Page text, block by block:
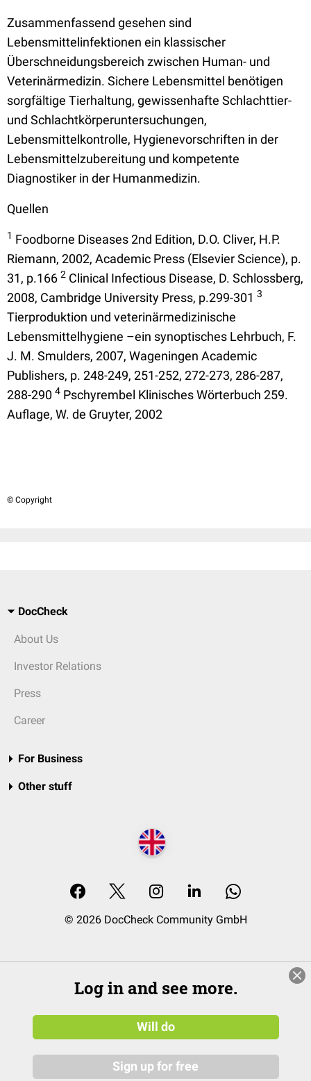
Zusammenfassend gesehen sind
Lebensmittelinfektionen ein klassischer
Überschneidungsbereich zwischen Human- und
Veterinärmedizin. Sichere Lebensmittel benötigen
sorgfältige Tierhaltung, gewissenhafte Schlachttier-
und Schlachtkörperuntersuchungen,
Lebensmittelkontrolle, Hygienevorschriften in der
Lebensmittelzubereitung und kompetente
Diagnostiker in der Humanmedizin.
Quellen
1 Foodborne Diseases 2nd Edition, D.O. Cliver, H.P.
Riemann, 2002, Academic Press (Elsevier Science), p.
31, p.166 2 Clinical Infectious Disease, D. Schlossberg,
2008, Cambridge University Press, p.299-301 3
Tierproduktion und veterinärmedizinische
Lebensmittelhygiene –ein synoptisches Lehrbuch, F.
J. M. Smulders, 2007, Wageningen Academic
Publishers, p. 248-249, 251-252, 272-273, 286-287,
288-290 4 Pschyrembel Klinisches Wörterbuch 259.
Auflage, W. de Gruyter, 2002
© Copyright
DocCheck
About Us
Investor Relations
Press
Career
For Business
Other stuff
© 2026 DocCheck Community GmbH
Log in and see more.
Will do
Sign up for free